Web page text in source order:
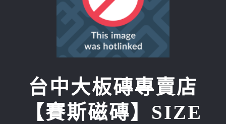
台中大板磚專賣店
【賽斯磁磚】SIZE